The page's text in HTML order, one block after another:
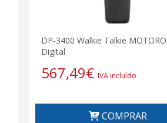
DP-3400 Walkie Talkie
Digital
567,49€ IVA incluído
COMPRAR